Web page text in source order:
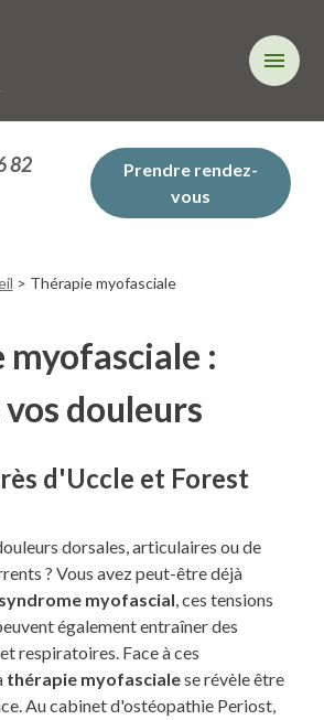
menu
82
Prendre rendez-
vous
> Thérapie myofasciale
myofasciale :
douleurs
d'Uccle et Forest
dorsales, articulaires ou de
? Vous avez peut-être déjà
syndrome myofascial, ces tensions
également entraîner des
respiratoires. Face à ces
thérapie myofascialese révèle être
Au cabinet d'ostéopathie Periost,
cookies